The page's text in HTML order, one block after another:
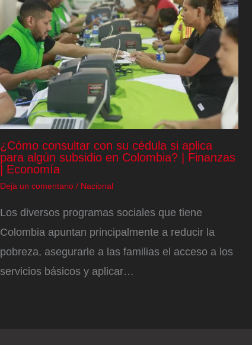
¿Cómo consultar con su cédula si aplica
para algún subsidio en Colombia? | Finanzas
| Economía
Deja un comentario / Nacional
Los diversos programas sociales que tiene
Colombia apuntan principalmente a reducir la
pobreza, asegurarle a las familias el acceso a los
servicios básicos y aplicar…